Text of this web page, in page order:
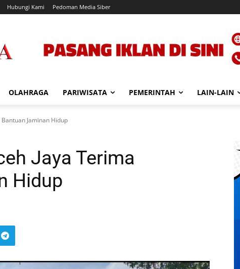
Hubungi Kami Pedoman Media Siber
OLAHRAGA PARIWISATA PEMERINTAH LAIN-LAIN
Jaminan Hidup
Jaya Terima
Hidup